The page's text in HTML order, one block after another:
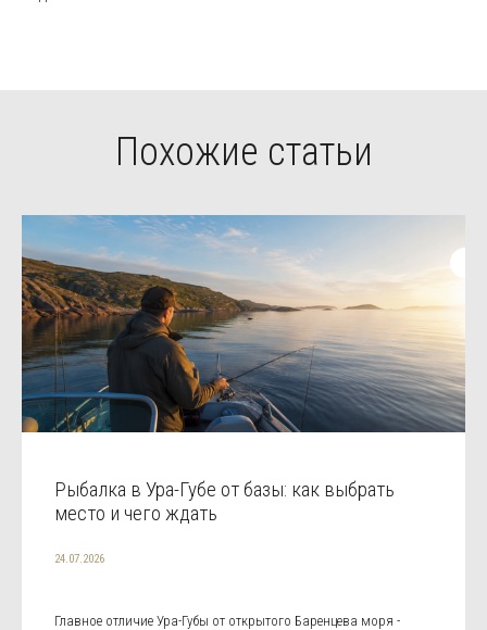
Похожие статьи
Рыбалка в Ура-Губе от базы: как выбрать
место и чего ждать
24.07.2026
Главное отличие Ура-Губы от открытого Баренцева моря -